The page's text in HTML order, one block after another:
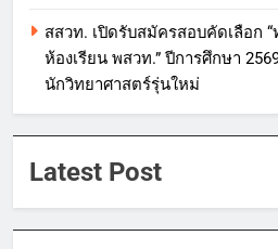
สสวท. เปิดรับสมัครสอบคัดเลือก “
ห้องเรียน พสวท.” ปีการศึกษา
นักวิทยาศาสตร์รุ่นใหม่
Latest Post